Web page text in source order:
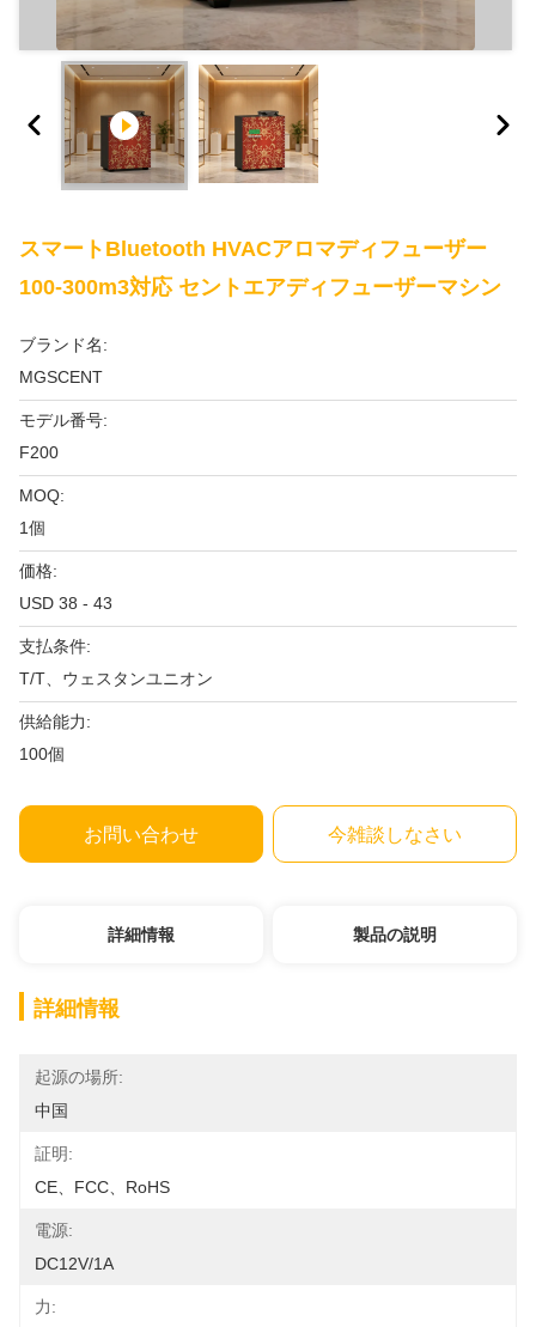
スマートBluetooth HVACアロマディフューザー
100-300m3対応 セントエアディフューザーマシン
ブランド名:
MGSCENT
モデル番号:
F200
MOQ:
1個
価格:
USD 38 - 43
支払条件:
T/T、ウェスタンユニオン
供給能力:
100個
お問い合わせ 今雑談しなさい
詳細情報 製品の説明
詳細情報
起源の場所:
中国
証明:
CE、FCC、RoHS
電源:
DC12V/1A
力: